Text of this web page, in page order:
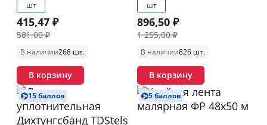
шт
415,47 ₽
581,00 ₽
В наличии268 шт.
В корзину
шт
896,50 ₽
1 255,00 ₽
В наличии826 шт.
В корзину
15 баллов 5 баллов